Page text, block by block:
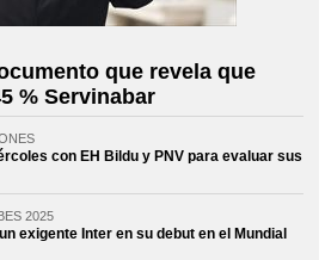
que revela que
% Servinabar
con EH Bildu y PNV para evaluar sus
2025
exigente Inter en su debut en el Mundial